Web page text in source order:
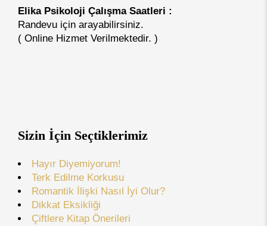
Elika Psikoloji Çalışma Saatleri :
Randevu için arayabilirsiniz.
( Online Hizmet Verilmektedir. )
Sizin İçin Seçtiklerimiz
Hayır Diyemiyorum!
Terk Edilme Korkusu
Romantik İlişki Nasıl İyi Olur?
Dikkat Eksikliği
Çiftlere Kitap Önerileri